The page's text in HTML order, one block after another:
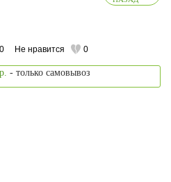
0 Не нравится 0
- только самовывоз